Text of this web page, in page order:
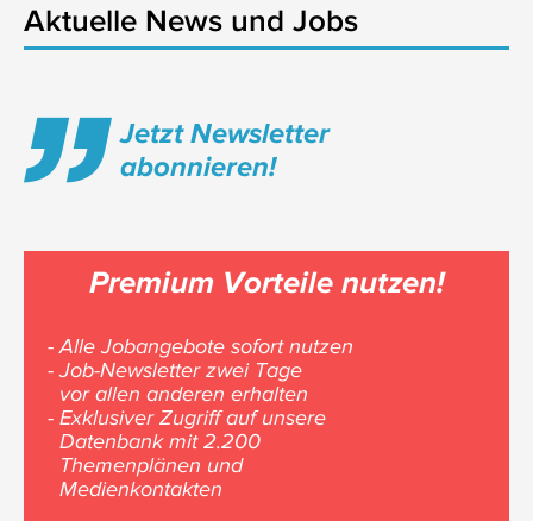
Aktuelle News und Jobs
Jetzt Newsletter
abonnieren!
Premium Vorteile nutzen!
- Alle Jobangebote sofort nutzen
- Job-Newsletter zwei Tage
vor allen anderen erhalten
- Exklusiver Zugriff auf unsere
Datenbank mit 2.200
Themenplänen und
Medienkontakten